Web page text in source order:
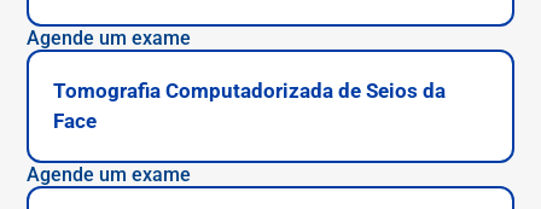
Agende um exame
Tomografia Computadorizada de Seios da
Face
Agende um exame